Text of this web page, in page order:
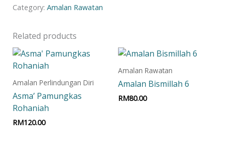
Category: Amalan Rawatan
Related products
Amalan Perlindungan Diri
Asma’ Pamungkas
Rohaniah
RM120.00
Amalan Rawatan
Amalan Bismillah 6
RM80.00